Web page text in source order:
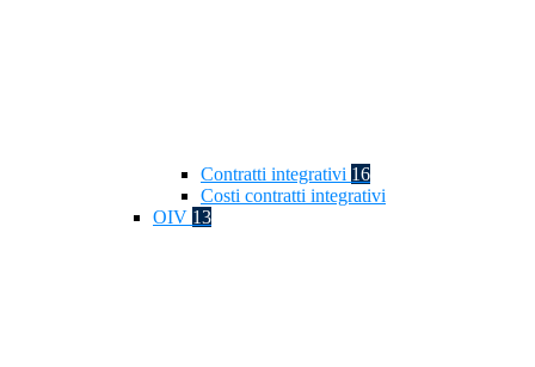
Contratti integrativi 16
Costi contratti integrativi
OIV 13